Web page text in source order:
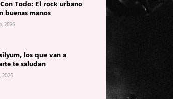
Todo: El rock urbano
buenas manos
2026
los que van a
te saludan
2026